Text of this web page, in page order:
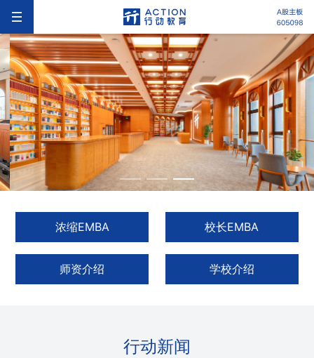
浓缩EMBA 校长EMBA
师资介绍 学校介绍
行动新闻